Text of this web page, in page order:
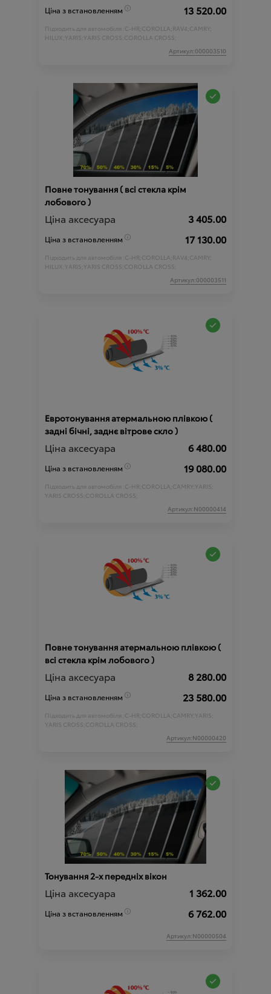
Ціна з встановленням 13 520.00
Підходить для автомобіля :C-HR;COROLLA;RAV4;CAMRY;
HILUX;YARIS;YARIS CROSS;COROLLA CROSS;
Артикул:000003510
Повне тонування ( всі стекла крім
лобового )
Ціна аксесуара 3 405.00
Ціна з встановленням 17 130.00
Підходить для автомобіля :C-HR;COROLLA;RAV4;CAMRY;
HILUX;YARIS;YARIS CROSS;COROLLA CROSS;
Артикул:000003511
Евротонування атермальною плівкою (
задні бічні, заднє вітрове скло )
Ціна аксесуара 6 480.00
Ціна з встановленням 19 080.00
Підходить для автомобіля :C-HR;COROLLA;CAMRY;YARIS;
YARIS CROSS;COROLLA CROSS;
Артикул:N00000414
Повне тонування атермальною плівкою (
всі стекла крім лобового )
Ціна аксесуара 8 280.00
Ціна з встановленням 23 580.00
Підходить для автомобіля :C-HR;COROLLA;CAMRY;YARIS;
YARIS CROSS;COROLLA CROSS;
Артикул:N00000420
Тонування 2-х передніх вікон
Ціна аксесуара 1 362.00
Ціна з встановленням 6 762.00
Артикул:N00000504